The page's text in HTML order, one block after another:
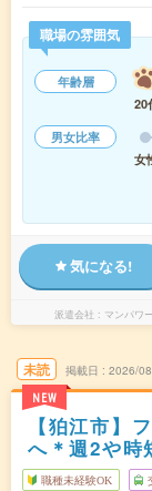
職場の雰囲気
年齢層
20
男女比率
女
気になる!
派遣会社 マンパワ
未読
NEW
掲載日 2026/
【狛江市】
へ＊週2や時
職種未経験OK